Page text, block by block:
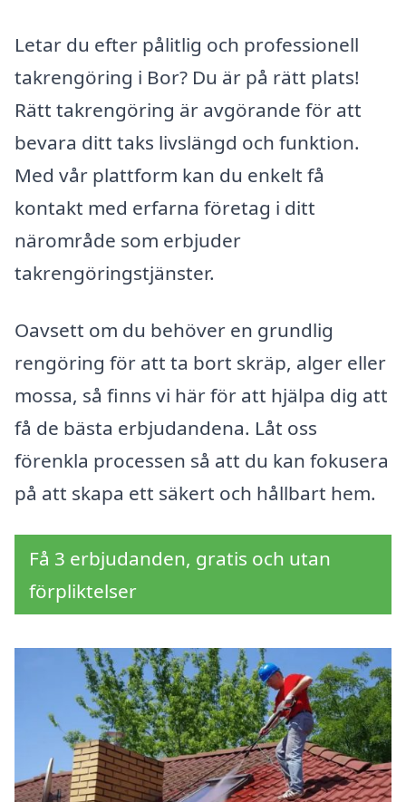
Letar du efter pålitlig och professionell
takrengöring i Bor? Du är på rätt plats!
Rätt takrengöring är avgörande för att
bevara ditt taks livslängd och funktion.
Med vår plattform kan du enkelt få
kontakt med erfarna företag i ditt
närområde som erbjuder
takrengöringstjänster.
Oavsett om du behöver en grundlig
rengöring för att ta bort skräp, alger eller
mossa, så finns vi här för att hjälpa dig att
få de bästa erbjudandena. Låt oss
förenkla processen så att du kan fokusera
på att skapa ett säkert och hållbart hem.
Få 3 erbjudanden, gratis och utan
förpliktelser